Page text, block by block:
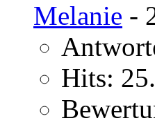
Melanie -
Hits: